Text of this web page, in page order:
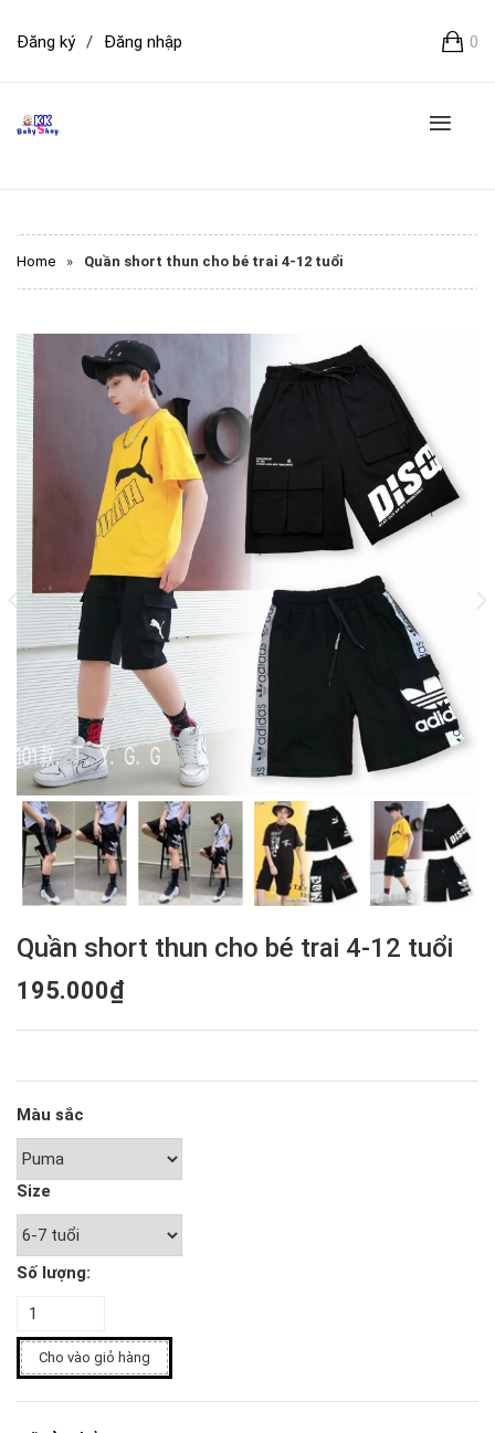
0
Đăng ký / Đăng nhập
Home » Quần short thun cho bé trai 4-12 tuổi
Quần short thun cho bé trai 4-12 tuổi
195.000₫
Màu sắc
Size
Số lượng:
Cho vào giỏ hàng